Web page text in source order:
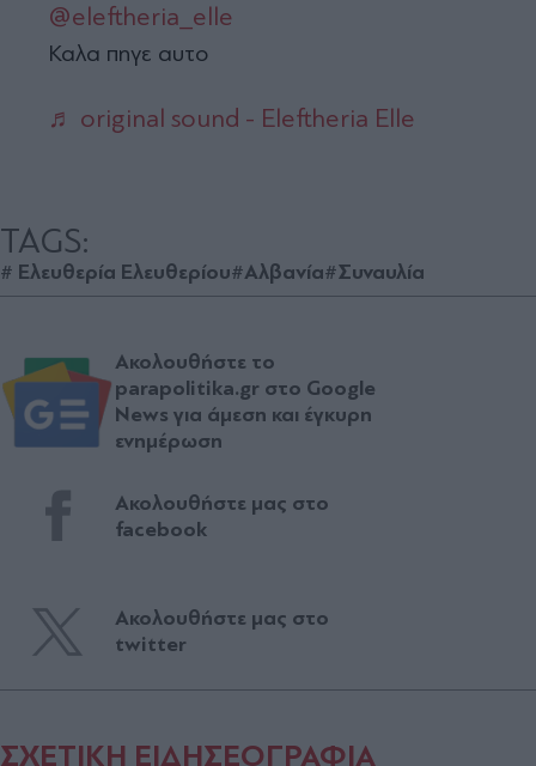
@eleftheria_elle
Καλα πηγε αυτο
♬ original sound - Eleftheria Elle
TAGS:
# Ελευθερία Ελευθερίου#Αλβανία#Συναυλία
Ακολουθήστε το
parapolitika.gr στο Google
News για άμεση και έγκυρη
ενημέρωση
Ακολουθήστε μας στο
facebook
Ακολουθήστε μας στο
twitter
ΣΧΕΤΙΚΗ ΕΙΔΗΣΕΟΓΡΑΦΙΑ